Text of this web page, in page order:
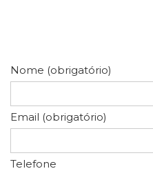
Nome (obrigatório)
Email (obrigatório)
Telefone